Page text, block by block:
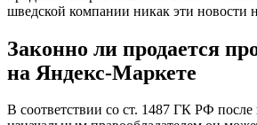
шведской компании никак эти новости
Законно ли продается
на Яндекс-Маркете
В соответствии со ст. 1487 ГК РФ после